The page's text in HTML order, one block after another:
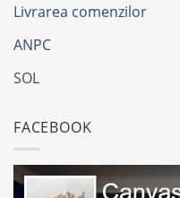
Livrarea comenzilor
ANPC
SOL
FACEBOOK